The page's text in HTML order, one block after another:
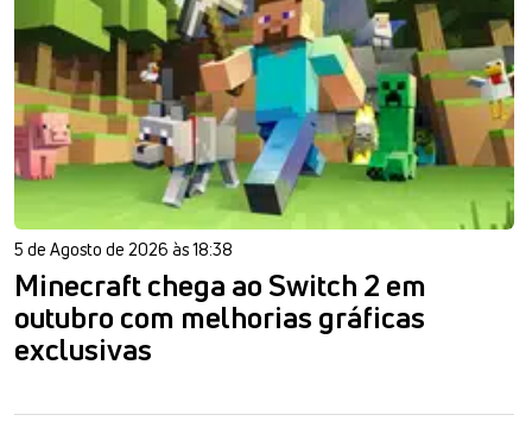
5 de Agosto de 2026 às 18:38
Minecraft chega ao Switch 2 em
outubro com melhorias gráficas
exclusivas